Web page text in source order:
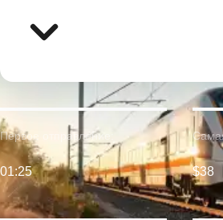
Первое отправление:
01:25 $38